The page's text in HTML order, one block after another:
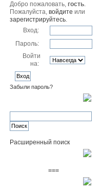
Добро пожаловать,гость.
Пожалуйста,войдите или
зарегистрируйтесь.
Вход:
Пароль:
Войти
на:
Забыли пароль?
Расширенный поиск
===